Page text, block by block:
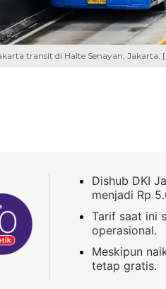
transit di Halte Senayan,
Dishub DKI
menjadi Rp
Tarif saat ini
operasional.
Meskipun
tetap gratis.